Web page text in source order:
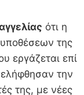
ότι η
της
εργάζεται επί
την
της, με νέες